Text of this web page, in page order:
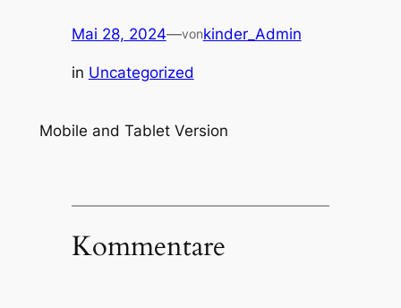
Mai 28, 2024—vonkinder_Admin
in Uncategorized
Mobile and Tablet Version
Kommentare